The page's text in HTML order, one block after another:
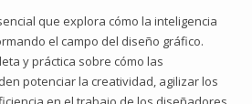
que explora cómo la inteligencia
el campo del diseño gráfico.
y práctica sobre cómo las
potenciar la creatividad, agilizar los